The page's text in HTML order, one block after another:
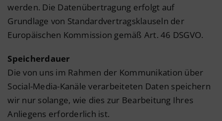
werden. Die Datenübertragung erfolgt auf
Grundlage von Standardvertragsklauseln der
Europäischen Kommission gemäß Art. 46 DSGVO.
Speicherdauer
Die von uns im Rahmen der Kommunikation über
Social-Media-Kanäle verarbeiteten Daten speichern
wir nur solange, wie dies zur Bearbeitung Ihres
Anliegens erforderlich ist.